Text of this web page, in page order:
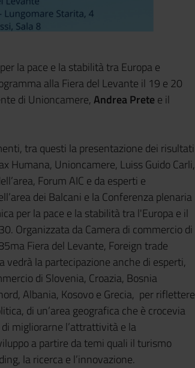
la pace e la stabilità tra Europa e
alla Fiera del Levante il 19 e 20
di Unioncamere,Andrea Pretee il
tra questi la presentazione dei risultati
Humana, Unioncamere, Luiss Guido Carli,
Forum AIC e da esperti e
dei Balcani e la Conferenza plenaria
per la pace e la stabilità tra l'Europa e il
Organizzata da Camera di commercio di
Fiera del Levante, Foreign trade
vedrà la partecipazione anche di esperti,
di Slovenia, Croazia, Bosnia
Albania, Kosovo e Grecia, per riflettere
di un’area geografica che è crocevia
migliorarne l’attrattività e la
a partire da temi quali il turismo
la ricerca e l’innovazione.